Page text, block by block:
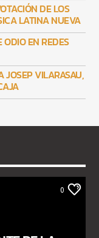
DE LOS
LATINA NUEVA
EN REDES
JOSEP VILARASAU,
0